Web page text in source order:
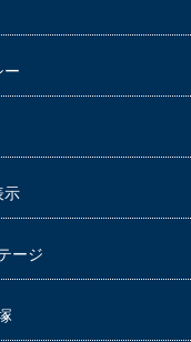
ー
示
ージ